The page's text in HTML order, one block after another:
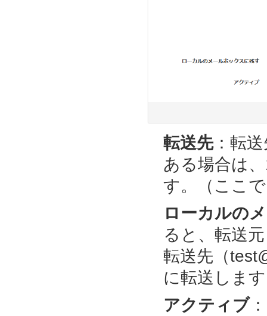
転送先：転
ある場合は
す。（ここ
ローカルの
ると、転送
転送先（
に転送しま
アクティブ